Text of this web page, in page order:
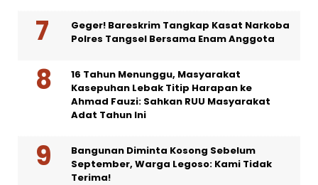
Geger! Bareskrim Tangkap Kasat Narkoba
Polres Tangsel Bersama Enam Anggota
16 Tahun Menunggu, Masyarakat
Kasepuhan Lebak Titip Harapan ke
Ahmad Fauzi: Sahkan RUU Masyarakat
Adat Tahun Ini
Bangunan Diminta Kosong Sebelum
September, Warga Legoso: Kami Tidak
Terima!